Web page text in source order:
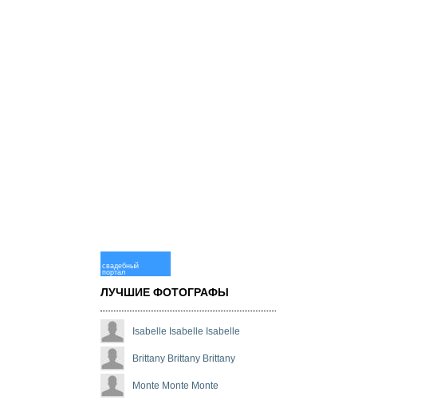
свадебный
портал
ЛУЧШИЕ ФОТОГРАФЫ
Isabelle Isabelle Isabelle
Brittany Brittany Brittany
Monte Monte Monte